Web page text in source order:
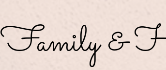
Family &